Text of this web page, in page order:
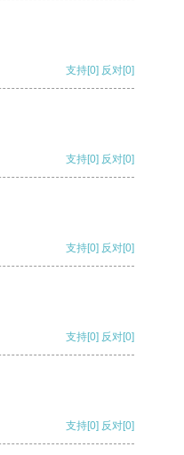
支持[0] 反对[0]
支持[0] 反对[0]
支持[0] 反对[0]
支持[0] 反对[0]
支持[0] 反对[0]